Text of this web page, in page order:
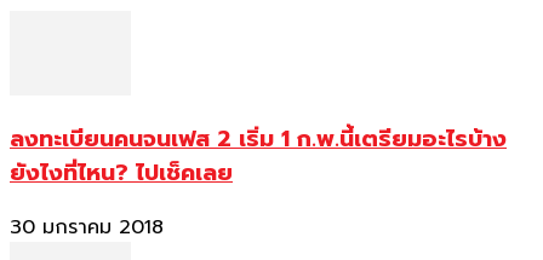
ลงทะเบียนคนจนเฟส 2 เริ่ม 1 ก.พ.นี้เตรียมอะไรบ้าง
ยังไงที่ไหน? ไปเช็คเลย
30 มกราคม 2018